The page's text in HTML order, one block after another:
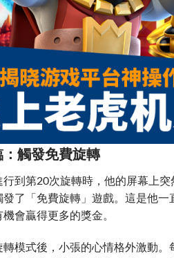
：觸發免費旋轉
行到第20次旋轉時，他的屏幕上
發了「免費旋轉」遊戲。這是他
會贏得更多的獎金。
轉模式後，小張的心情格外激動